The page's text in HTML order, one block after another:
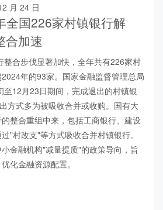
月 24 日
全国226家村镇银行解
合加速
整合步伐显著加快，全年共有226家村
年的93家。国家金融监督管理总局
12月23日期间，完成退出的村镇银
方式多为被吸收合并或收购。国有大
整合重组中来，包括工商银行、建设
"村改支"等方式吸收合并村镇银行。
金融机构"减量提质"的政策导向，旨
化金融资源配置。